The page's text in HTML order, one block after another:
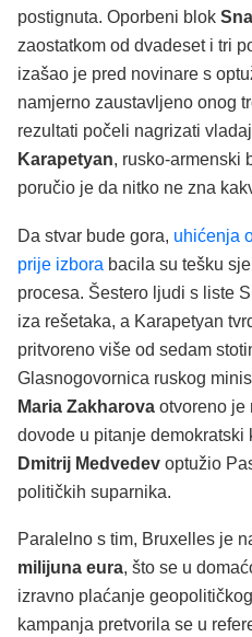
postignuta. Oporbeni blok
zaostatkom od dvadeset i tri
izašao je pred novinare s
namjerno zaustavljeno onog
rezultati počeli nagrizati
Karapetyan, rusko-armenski
poručio je da nitko ne zna
Da stvar bude gora, uhićenja
prije izbora bacila su tešku
procesa. Šestero ljudi s liste
iza rešetaka, a Karapetyan
pritvoreno više od sedam
Glasnogovornica ruskog
Maria Zakharova otvoreno je
dovode u pitanje demokratski
Dmitrij Medvedev optužio
političkih suparnika.
Paralelno s tim, Bruxelles je
milijuna eura, što se u
izravno plaćanje
kampanja pretvorila se u